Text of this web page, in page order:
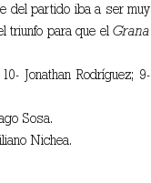
del partido iba a ser muy
triunfo para que el Grana
Jonathan Rodríguez; 9-
Sosa.
Nichea.